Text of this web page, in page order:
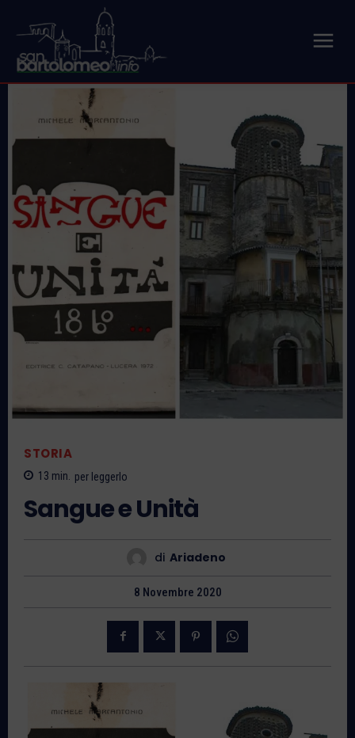
STORIA
13 min. per leggerlo
Sangue e Unità
di Ariadeno
8 Novembre 2020